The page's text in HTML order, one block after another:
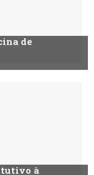
de
à